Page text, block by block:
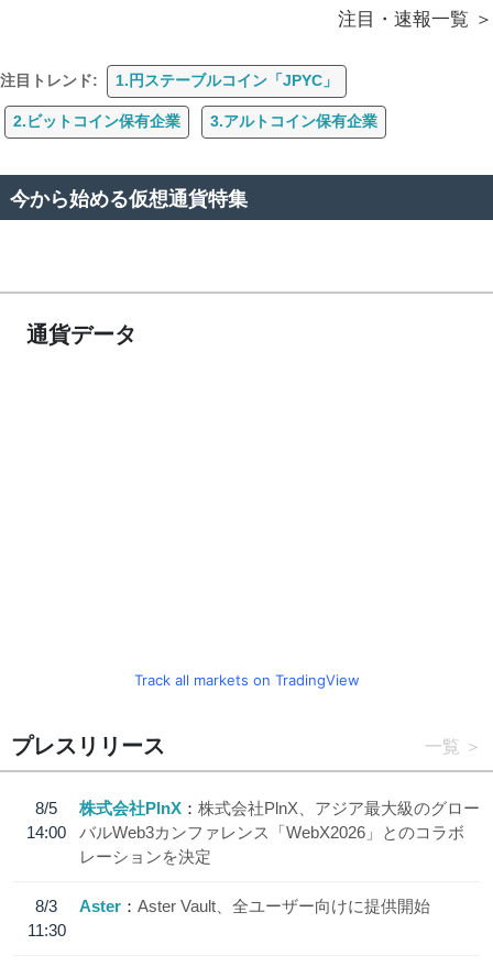
注目・速報一覧
注目トレンド: 1.円ステーブルコイン「JPYC」
2.ビットコイン保有企業 3.アルトコイン保有企業
今から始める仮想通貨特集
通貨データ
Track all markets on TradingView
プレスリリース 一覧
8/5
14:00
株式会社PlnX
株式会社PlnX、アジア最大級のグロー
バルWeb3カンファレンス「WebX2026」とのコラボ
レーションを決定
8/3
11:30
Aster Aster Vault、全ユーザー向けに提供開始